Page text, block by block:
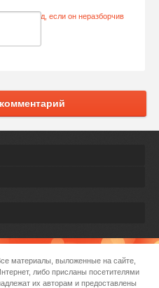
материалы, выложенные на сайте,
либо присланы посетителями
их авторам и предоставлены